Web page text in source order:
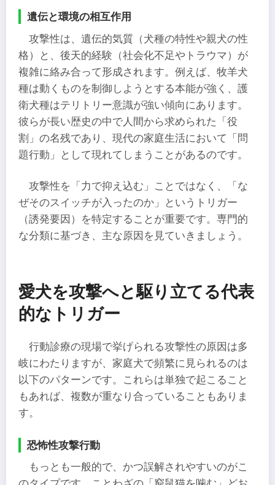
遺伝と環境の相互作用
攻撃性は、遺伝的気質（犬種の特性や親犬の性
格）と、後天的経験（社会化不足やトラウマ）が
複雑に絡み合って形成されます。例えば、牧羊犬
種は動くものを制御しようとする本能が強く、護
衛犬種はテリトリー意識が強い傾向にあります。
彼らが長い歴史の中で人間から求められた「役
割」の名残であり、現代の家庭生活において「問
題行動」として現れてしまうことがあるのです。
攻撃性を「力で抑え込む」ことではなく、「な
ぜそのスイッチが入ったのか」というトリガー
（誘発要因）を特定することが重要です。専門的
な分類に基づき、主な原因を見ていきましょう。
愛犬を攻撃へと駆り立てる代表
的なトリガー
行動診療の現場で挙げられる攻撃性の原因は多
岐にわたりますが、家庭犬で頻繁に見られるのは
以下のパターンです。これらは単独で起こること
もあれば、複数が重なり合っていることもありま
す。
恐怖性攻撃行動
もっとも一般的で、かつ誤解されやすいのがこ